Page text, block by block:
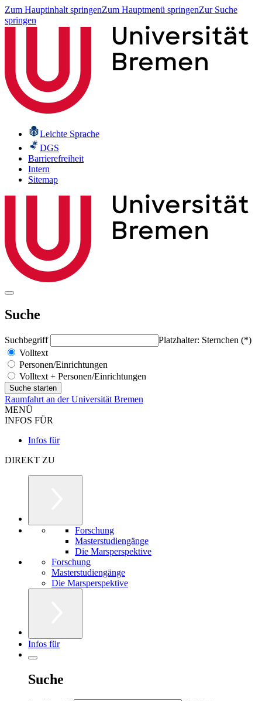
Zum Hauptinhalt springenZum Hauptmenü springenZur Suche
springen
Leichte Sprache
DGS
Barrierefreiheit
Intern
Sitemap
Suche
Suchbegriff
Platzhalter: Sternchen (*)
Volltext
Personen/Einrichtungen
Volltext + Personen/Einrichtungen
Raumfahrt an der Universität Bremen
MENÜ
INFOS FÜR
Infos für
DIREKT ZU
Forschung
Masterstudiengänge
Die Marsperspektive
Forschung
Masterstudiengänge
Die Marsperspektive
Infos für
Suche